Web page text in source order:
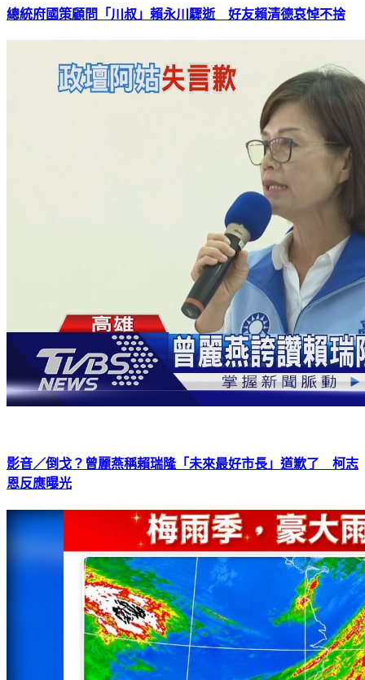
總統府國策顧問「川叔」賴永川驟逝 好友賴清德哀悼不捨
影音／倒戈？曾麗燕稱賴瑞隆「未來最好市長」道歉了 柯志
恩反應曝光